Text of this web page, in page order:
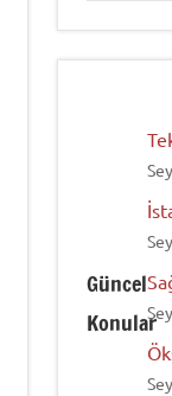
Güncel
Konular